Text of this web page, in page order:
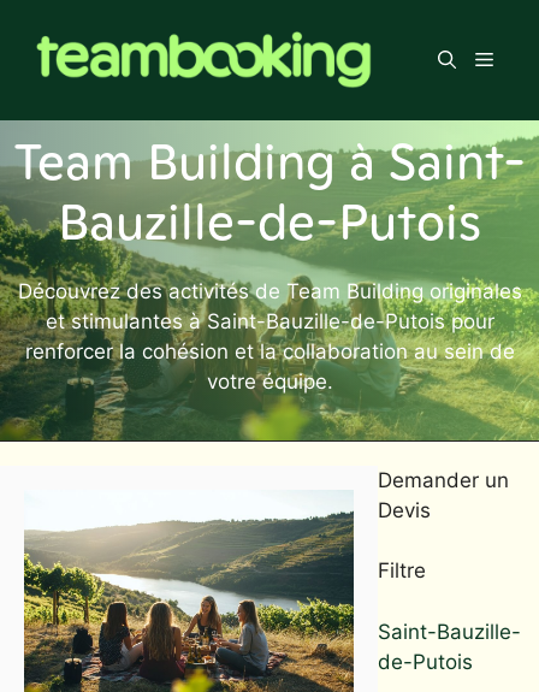
contenu
Menu
Team Building à Saint-
Bauzille-de-Putois
Découvrez des activités de Team Building originales
et stimulantes à Saint-Bauzille-de-Putois pour
renforcer la cohésion et la collaboration au sein de
votre équipe.
Demander un
Devis
Filtre
Saint-Bauzille-
de-Putois